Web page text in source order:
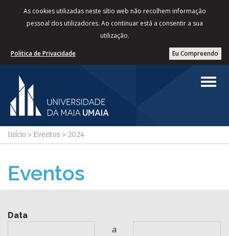
As cookies utilizadas neste sítio web não recolhem informação
pessoal dos utilizadores. Ao continuar está a consentir a sua
utilização.
Eu Compreendo
Politica de Privacidade
Início > Eventos > 2024
Eventos
Data
a